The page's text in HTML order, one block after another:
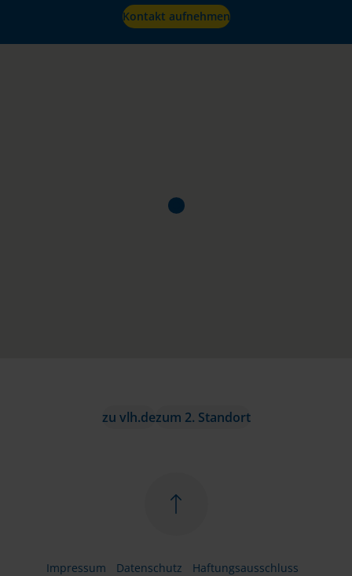
Kontakt aufnehmen
zu vlh.dezum 2. Standort
Impressum Datenschutz Haftungsausschluss